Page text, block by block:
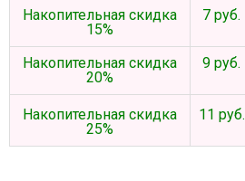
Накопительная скидка
15%
7 руб.
Накопительная скидка
20%
9 руб.
Накопительная скидка
25%
11 руб.